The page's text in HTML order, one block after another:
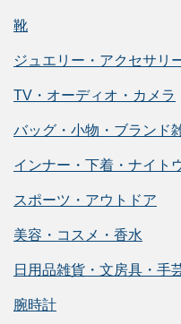
靴
ジュエリー・アクセサリ
TV・オーディオ・カメラ
バッグ・小物・ブランド
インナー・下着・ナイト
スポーツ・アウトドア
美容・コスメ・香水
日用品雑貨・文房具・手
腕時計